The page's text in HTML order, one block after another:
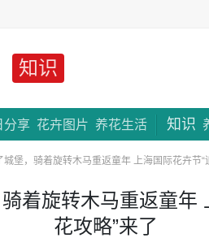
知识
分享 花卉图片 养花生活 知识
城堡，骑着旋转木马重返童年 上海国际花卉节“
着旋转木马重返童年
花攻略”来了